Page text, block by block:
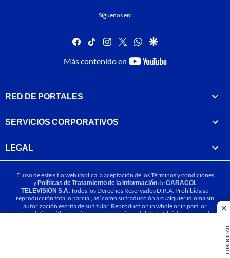
PUBLICIDAD
Síguenos en:
facebook
tiktok instagram
twitterwhatsapp
google
Más contenido en
youtube-
RED DE PORTALES
SERVICIOS CORPORATIVOS
LEGAL
El uso de este sitio web implica la aceptación de losTérminos y condiciones
yPolíticas de Tratamiento de la InformacióndeCARACOL
TELEVISIÓN S.A.Todos los Derechos Reservados D.R.A. Prohibida su
reproducción total o parcial, así como su traducción a cualquier idioma sin
autorización escrita de su titular. Reproduction in whole or in part, or
translation without written permission is prohibited. All rights reserved